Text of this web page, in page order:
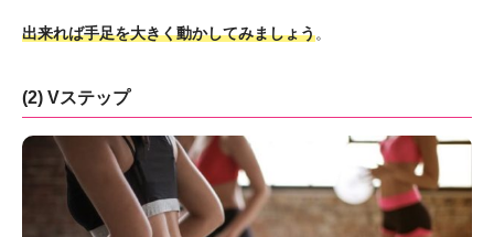
出来れば手足を大きく動かしてみましょう。
(2) Vステップ